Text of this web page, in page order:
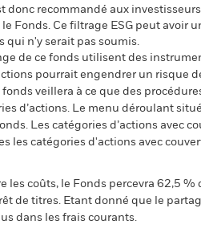
donc recommandé aux
Fonds. Ce filtrage ESG peut avoir
qui n'y serait pas soumis.
de ce fonds utilisent des
pourrait engendrer un risque
veillera à ce que des
d’actions. Le menu déroulant
Les catégories d’actions avec
les catégories d'actions avec
les coûts, le Fonds percevra 62,5
de titres. Etant donné que le
dans les frais courants.